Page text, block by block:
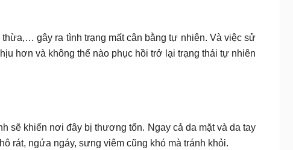
gây ra tình trạng mất cân bằng tự nhiên. Và việc sử
hơn và không thể nào phục hồi trở lại trạng thái tự nhiên
sẽ khiến nơi đây bị thương tổn. Ngay cả da mặt và da tay
rát, ngứa ngáy, sưng viêm cũng khó mà tránh khỏi.